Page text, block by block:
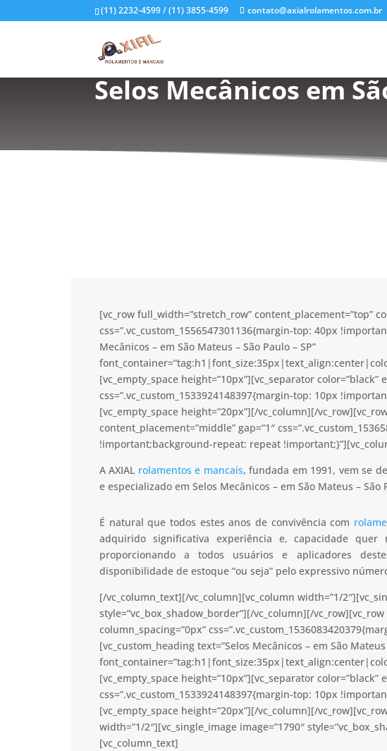
(11) 2232-4599 / (11) 3855-4599 contato@axialrolamentos.com.br
Selos Mecânicos em
[vc_row full_width=”stretch_row” content_placement=”top”
css=”.vc_custom_1556547301136{margin-top: 40px
Mecânicos – em São Mateus – São Paulo – SP”
[vc_empty_space height=”10px”][vc_separator color=”black”
css=”.vc_custom_1533924148397{margin-top: 10px
[vc_empty_space height=”20px”][/vc_column][/
content_placement=”middle” gap=”1″
!important;background-repeat: repeat
A AXIAL rolamentos e mancais, fundada em 1991, vem se
e especializado em Selos Mecânicos – em São Mateus – São
É natural que todos estes anos de convivência com
adquirido significativa experiência e, capacidade
proporcionando a todos usuários e aplicadores
disponibilidade de estoque “ou seja” pelo expressivo
[/vc_column_text][/vc_column][vc_column width=”1/
style=”vc_box_shadow_border”][/vc_column][/
column_spacing=”0px”
[vc_custom_heading text=”Selos Mecânicos – em São Mateus
[vc_empty_space height=”10px”][vc_separator color=”black”
css=”.vc_custom_1533924148397{margin-top: 10px
[vc_empty_space height=”20px”][/vc_column][/
width=”1/2″][vc_single_image image=”1790″
[vc_column_text]